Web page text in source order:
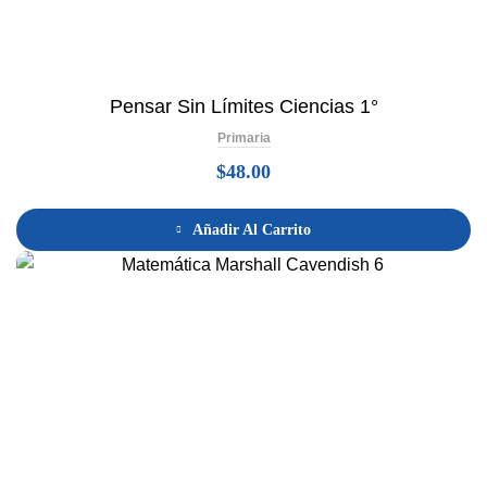
Pensar Sin Límites Ciencias 1°
Primaria
$48.00
Añadir Al Carrito